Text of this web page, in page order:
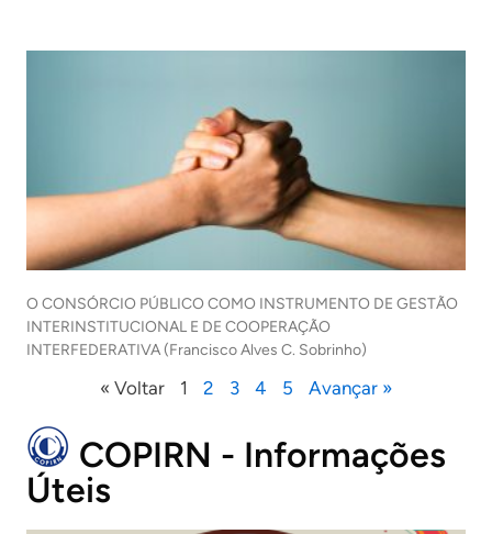
O CONSÓRCIO PÚBLICO COMO INSTRUMENTO DE GESTÃO
INTERINSTITUCIONAL E DE COOPERAÇÃO
INTERFEDERATIVA (Francisco Alves C. Sobrinho)
« Voltar 1 2 3 4 5 Avançar »
COPIRN - Informações
Úteis